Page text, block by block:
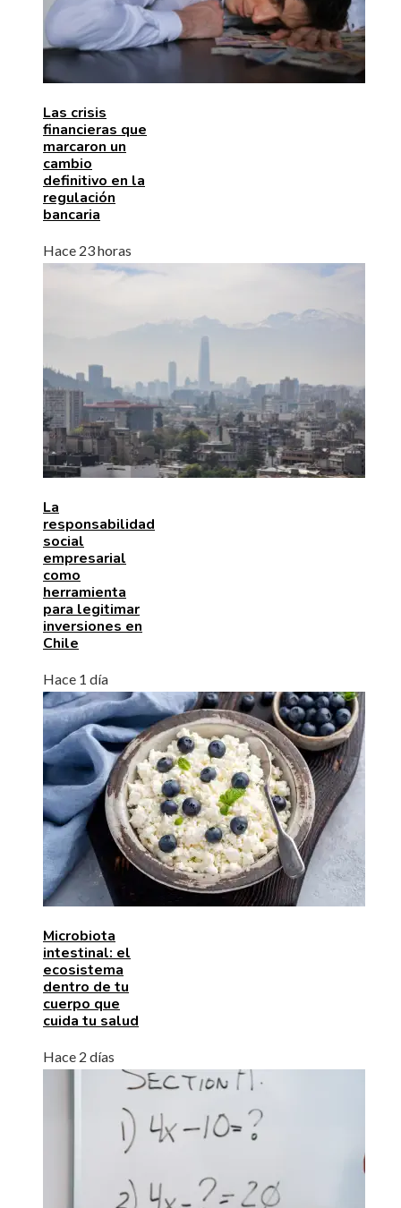
Las crisis
financieras que
marcaron un
cambio
definitivo en la
regulación
bancaria
Hace 23 horas
La
responsabilidad
social
empresarial
como
herramienta
para legitimar
inversiones en
Chile
Hace 1 día
Microbiota
intestinal: el
ecosistema
dentro de tu
cuerpo que
cuida tu salud
Hace 2 días